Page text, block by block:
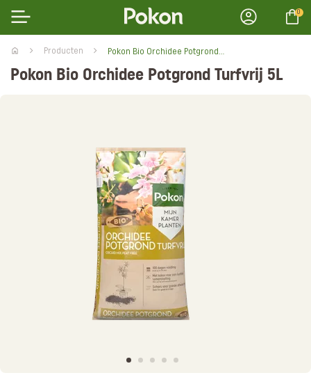
0
Producten
Pokon Bio Orchidee Potgrond Turfvrij 5L